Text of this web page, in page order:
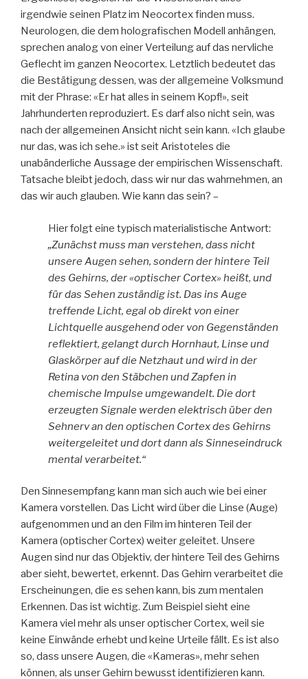
irgendwie seinen Platz im Neocortex finden muss.
Neurologen, die dem holografischen Modell anhängen,
sprechen analog von einer Verteilung auf das nervliche
Geflecht im ganzen Neocortex. Letztlich bedeutet das
die Bestätigung dessen, was der allgemeine Volksmund
mit der Phrase: «Er hat alles in seinem Kopf!», seit
Jahrhunderten reproduziert. Es darf also nicht sein, was
nach der allgemeinen Ansicht nicht sein kann. «Ich glaube
nur das, was ich sehe.» ist seit Aristoteles die
unabänderliche Aussage der empirischen Wissenschaft.
Tatsache bleibt jedoch, dass wir nur das wahrnehmen, an
das wir auch glauben. Wie kann das sein? –
Hier folgt eine typisch materialistische Antwort:
„Zunächst muss man verstehen, dass nicht
unsere Augen sehen, sondern der hintere Teil
des Gehirns, der «optischer Cortex» heißt, und
für das Sehen zuständig ist. Das ins Auge
treffende Licht, egal ob direkt von einer
Lichtquelle ausgehend oder von Gegenständen
reflektiert, gelangt durch Hornhaut, Linse und
Glaskörper auf die Netzhaut und wird in der
Retina von den Stäbchen und Zapfen in
chemische Impulse umgewandelt. Die dort
erzeugten Signale werden elektrisch über den
Sehnerv an den optischen Cortex des Gehirns
weitergeleitet und dort dann als Sinneseindruck
mental verarbeitet.“
Den Sinnesempfang kann man sich auch wie bei einer
Kamera vorstellen. Das Licht wird über die Linse (Auge)
aufgenommen und an den Film im hinteren Teil der
Kamera (optischer Cortex) weiter geleitet. Unsere
Augen sind nur das Objektiv, der hintere Teil des Gehirns
aber sieht, bewertet, erkennt. Das Gehirn verarbeitet die
Erscheinungen, die es sehen kann, bis zum mentalen
Erkennen. Das ist wichtig. Zum Beispiel sieht eine
Kamera viel mehr als unser optischer Cortex, weil sie
keine Einwände erhebt und keine Urteile fällt. Es ist also
so, dass unsere Augen, die «Kameras», mehr sehen
können, als unser Gehirn bewusst identifizieren kann.